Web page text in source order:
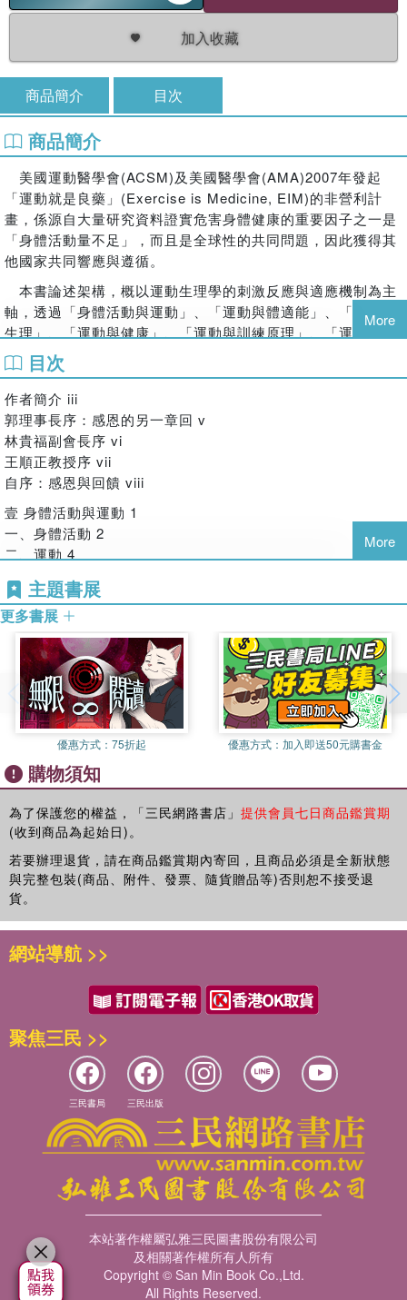
加入收藏
商品簡介 目次
商品簡介
美國運動醫學會(ACSM)及美國醫學會(AMA)2007年發起
「運動就是良藥」(Exercise is Medicine, EIM)的非營利計
畫，係源自大量研究資料證實危害身體健康的重要因子之一是
「身體活動量不足」，而且是全球性的共同問題，因此獲得其
他國家共同響應與遵循。
本書論述架構，概以運動生理學的刺激反應與適應機制為主
軸，透過「身體活動與運動」、「運動與體適能」、「運動與
生理」、「運動與健康」、「運動與訓練原理」、「運動與訓
練實務」及「生活化的運動」等七項議題，依循身體活動、運
動及訓練等實證策略，導向提升體適能與增進健康效益的目
標。內文特色則是將艱澀不易理解的運動生理學理論，透過系
統邏輯的編排，以淺顯易懂的文字，揭示有關身體活動與生理
功能之間的關聯性，以及論述運動與訓練對於健康及疾病預防
的效益，更證諸於居家環境或運動場域隨處可「動」，就是促
進身體健康或減少危險因子的良藥。
《運動與健康促進》的出版，不僅呼應當前全球性的議題，
更是具體提供民眾從做中學，養成規律動態生活的指引，包含
系統評估、諮詢建議、運動處方及資源轉介等，都可以在本書
More
目次
作者簡介 iii
郭理事長序：感恩的另一章回 v
林貴福副會長序 vi
王順正教授序 vii
自序：感恩與回饋 viii
壹 身體活動與運動 1
一、身體活動 2
二、運動 4
四、無氧（阻力與球類）運動 9
貳 運動與體適能 17
一、身體活動與體適能 18
二、體適能的分類 19
三、體適能與健康的關係 24
四、體適能檢測 26
五、身體質量指數 27
六、柔軟度 29
七、肌力與肌耐力 32
八、心肺耐力 36
參 運動與生理 49
一、安靜心跳率 50
二、運動心跳率 54
三、最大心跳率 58
四、運動與血壓 61
五、肌肉與運動表現 65
六、運動食物 69
七、運動與體重控制 74
八、你想增重嗎？ 78
九、肌力訓練引起的肌肉肥大 81
十、運動與排汗 83
十一、夏日炎炎好運動？ 87
十二、夏日運動談泌尿問題 89
十三、運動疲勞 93
十四、運動參與男女有別？ 98
肆 運動與健康 105
一、健康與疾病預防的效益 106
二、運動就是良藥 108
三、規律運動的效益 109
四、身體活動與坐式行為指南 112
五、嬰幼兒身體活動靜態行為與睡眠指南 115
六、身體活動與骨骼健康 117
七、骨骼可以鍛鍊嗎？ 120
More
主題書展
更多書展
優惠方式： 75折起 優惠方式： 加入即送50元購書金
購物須知
為了保護您的權益，「三民網路書店」 提供會員七日商品鑑賞期
(收到商品為起始日)。
若要辦理退貨，請在商品鑑賞期內寄回，且商品必須是全新狀態
與完整包裝(商品、附件、發票、隨貨贈品等)否則恕不接受退
貨。
網站導航 >>
聚焦三民 >>
三民書局 三民出版
本站著作權屬弘雅三民圖書股份有限公司
及相關著作權所有人所有
Copyright © San Min Book Co.,Ltd.
All Rights Reserved.